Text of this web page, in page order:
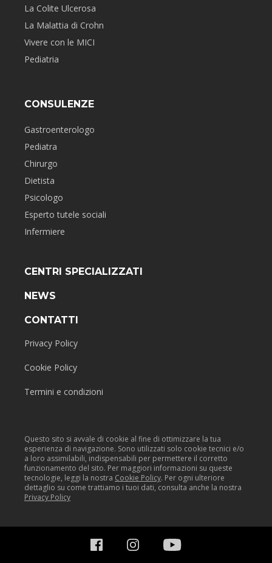
La Colite Ulcerosa
La Malattia di Crohn
Vivere con le MICI
Pediatria
CONSULENZE
Gastroenterologo
Pediatra
Chirurgo
Dietista
Psicologo
Esperto tutele sociali
Infermiere
CENTRI SPECIALIZZATI
NEWS
CONTATTI
Privacy Policy
Cookie Policy
Termini e condizioni
Questo sito si avvale di cookie al fine di ottimizzare la tua
esperienza di navigazione. Sono utilizzati solo cookie tecnici e/o
a loro assimilabili, indispensabili per permettere il corretto
funzionamento del sito. Per maggiori informazioni su queste
tecnologie, leggi la nostra Cookie Policy. Per ogni ulteriore
dettaglio su come trattiamo i tuoi dati, consulta anche la nostra
Privacy Policy